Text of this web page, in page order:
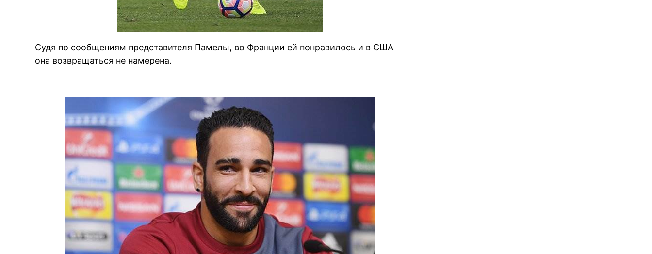
Судя по сообщениям представителя Памелы, во Франции ей понравилось и в США
она возвращаться не намерена.